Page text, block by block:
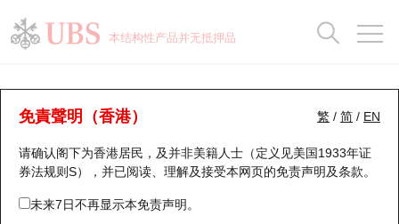
本结构性产品并无抵押品
繁 / 简 / EN
免責聲明（香港）
请确认阁下为香港居民，及并非美籍人士（定义见美国1933年证
券法规则S），并已阅读、理解及接受本网页的免责声明及条款。
未来7日不再显示本免责声明。
牛熊证分析仪
表现 街货统计 比较
62150 瑞银熊证 HSI 恒生指数
瑞银认股证一览
新发行瑞银认股证
即将到期认股证
街货统计
比较
牛熊全景快搜
牛熊证搜寻
牛熊证街货分布图
街货统计
比较
十大升幅/跌幅
十大认股证成交分布
十天股证占大市成交
正股分析仪
二十大活跃股份
恒指成份股
持股比重
显示所有持股比重
每月轮证大市专题
轮证专栏
讲座及教育短片